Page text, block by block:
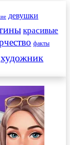
девушки
красивые
факты
художник